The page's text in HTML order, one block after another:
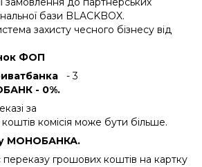
бази BLACKBOX.
захисту чесного бізнесу від
ФОП
- 3
- 0%.
за
комісія може бути більше.
МОНОБАНКА.
переказу грошових коштів на картку